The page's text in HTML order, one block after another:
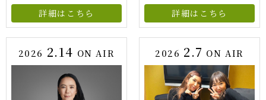
詳細はこちら
詳細はこちら
2026 2.14 ON AIR 2026 2.7 ON AIR